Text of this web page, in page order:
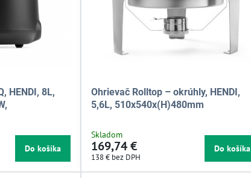
HENDI, 8L,
Do košíka
Ohrievač Rolltop – okrúhly, HENDI,
5,6L, 510x540x(H)480mm
Skladom
169,74 €
138 € bez DPH
Do košíka